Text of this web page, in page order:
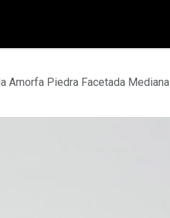
Amorfa Piedra Facetada Mediana